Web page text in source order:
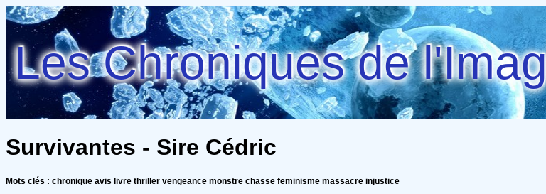
Les Chroniques de
Survivantes - Sire Cédric
Mots clés : chronique avis livre thriller vengeance monstre chasse feminisme massacre injustice